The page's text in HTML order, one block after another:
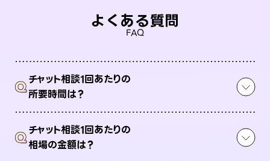
よくある質問
FAQ
Qチャット相談1回あたりの
所要時間は？
Qチャット相談1回あたりの
相場の金額は？